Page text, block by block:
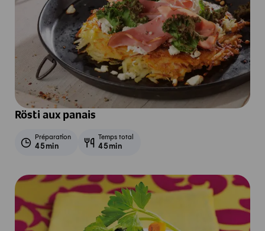
Rösti aux panais
Préparation
45min
Temps total
45min